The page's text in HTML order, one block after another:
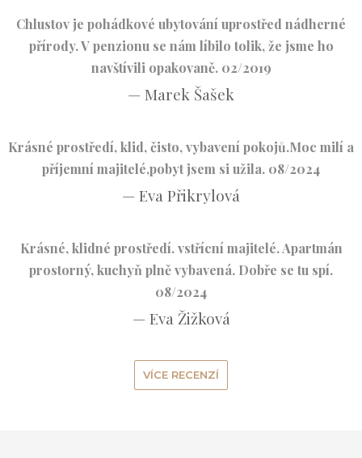
Chlustov je pohádkové ubytování uprostřed nádherné
přírody. V penzionu se nám líbilo tolik, že jsme ho
navštívili opakovaně. 02/2019
— Marek Šašek
Krásné prostředí, klid, čisto, vybavení pokojů.Moc milí a
příjemní majitelé,pobyt jsem si užila. 08/2024
— Eva Přikrylová
Krásné, klidné prostředí. vstřícní majitelé. Apartmán
prostorný, kuchyň plně vybavená. Dobře se tu spí.
08/2024
— Eva Žižková
VÍCE RECENZÍ